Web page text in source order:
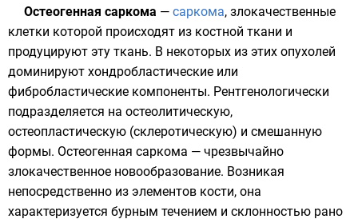
Остеогенная саркома — саркома, злокачественные
клетки которой происходят из костной ткани и
продуцируют эту ткань. В некоторых из этих опухолей
доминируют хондробластические или
фибробластические компоненты. Рентгенологически
подразделяется на остеолитическую,
остеопластическую (склеротическую) и смешанную
формы. Остеогенная саркома — чрезвычайно
злокачественное новообразование. Возникая
непосредственно из элементов кости, она
характеризуется бурным течением и склонностью рано